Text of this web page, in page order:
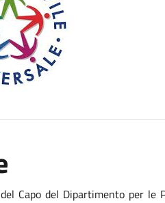
Capo del Dipartimento per